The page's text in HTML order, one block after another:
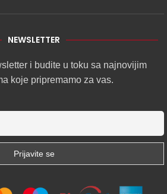
NEWSLETTER
i budite u toku sa najnovijim
koje pripremamo za vas.